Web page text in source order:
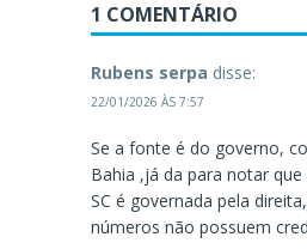
1 COMENTÁRIO
Rubens serpa disse:
22/01/2026 ÀS 7:57
Se a fonte é do governo,
Bahia ,já da para notar
SC é governada pela
números não possuem